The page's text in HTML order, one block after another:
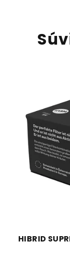
HIBRID